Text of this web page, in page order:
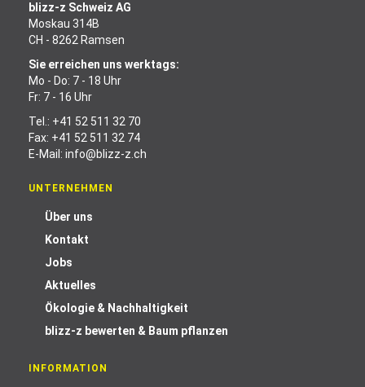
blizz-z Schweiz AG
Moskau 314B
CH - 8262 Ramsen
Sie erreichen uns werktags:
Mo - Do: 7 - 18 Uhr
Fr: 7 - 16 Uhr
Tel.: +41 52 511 32 70
Fax: +41 52 511 32 74
E-Mail: info@blizz-z.ch
UNTERNEHMEN
Über uns
Kontakt
Jobs
Aktuelles
Ökologie & Nachhaltigkeit
blizz-z bewerten & Baum pflanzen
INFORMATION